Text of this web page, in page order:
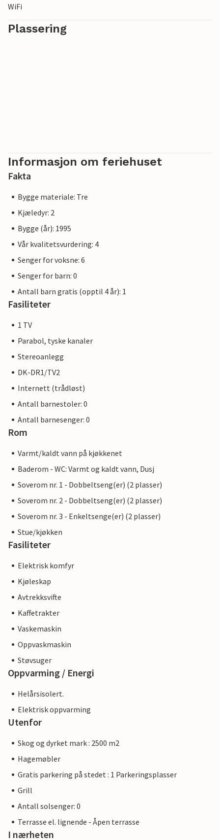
WiFi
Plassering
Informasjon om feriehuset
Fakta
Bygge materiale: Tre
Kjæledyr: 2
Bygge (år): 1995
Vår kvalitetsvurdering: 4
Senger for voksne: 6
Senger for barn: 0
Antall barn gratis (opptil 4 år): 1
Fasiliteter
1 TV
Parabol, tyske kanaler
Stereoanlegg
DK-DR1/TV2
Internett (trådløst)
Antall barnestoler: 0
Antall barnesenger: 0
Rom
Varmt/kaldt vann på kjøkkenet
Baderom - WC: Varmt og kaldt vann, Dusj
Soverom nr. 1 - Dobbeltseng(er) (2 plasser)
Soverom nr. 2 - Dobbeltseng(er) (2 plasser)
Soverom nr. 3 - Enkeltsenge(er) (2 plasser)
Stue/kjøkken
Fasiliteter
Elektrisk komfyr
Kjøleskap
Avtrekksvifte
Kaffetrakter
Vaskemaskin
Oppvaskmaskin
Støvsuger
Oppvarming / Energi
Helårsisolert.
Elektrisk oppvarming
Utenfor
Skog og dyrket mark : 2500 m2
Hagemøbler
Gratis parkering på stedet : 1 Parkeringsplasser
Grill
Antall solsenger: 0
Terrasse el. lignende - Åpen terrasse
I nærheten